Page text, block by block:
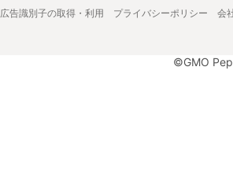
広告識別子の取得・利用 プライバシーポリシー 会
©GMO